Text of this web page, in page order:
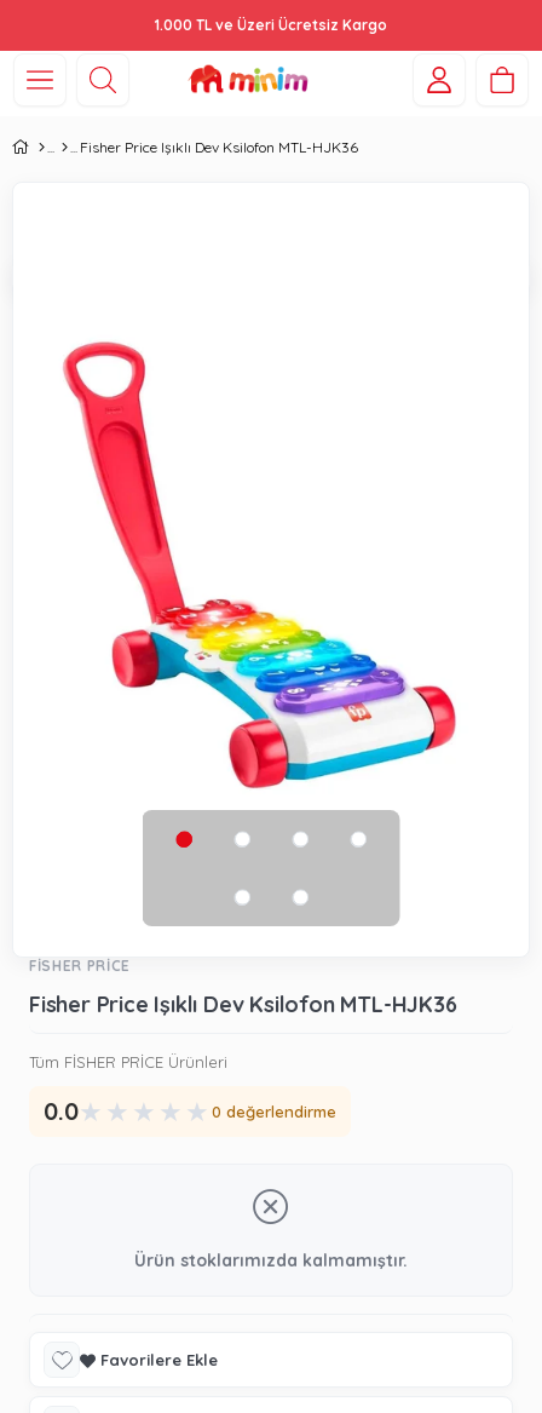
1.000 TL ve Üzeri Ücretsiz Kargo
Fisher Price Işıklı Dev Ksilofon MTL-HJK36
FİSHER PRİCE
Fisher Price Işıklı Dev Ksilofon MTL-HJK36
Tüm FİSHER PRİCE Ürünleri
0.0★ ★ ★ ★ ★ 0 değerlendirme
Ürün stoklarımızda kalmamıştır.
Favorilere Ekle